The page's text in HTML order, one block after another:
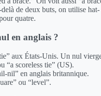
de deux buts, on utilise hat-
quatre.
en anglais ?
aux États-Unis. Un nul
“a scoreless tie” (US).
nil” en anglais britannique.
ou “level”.